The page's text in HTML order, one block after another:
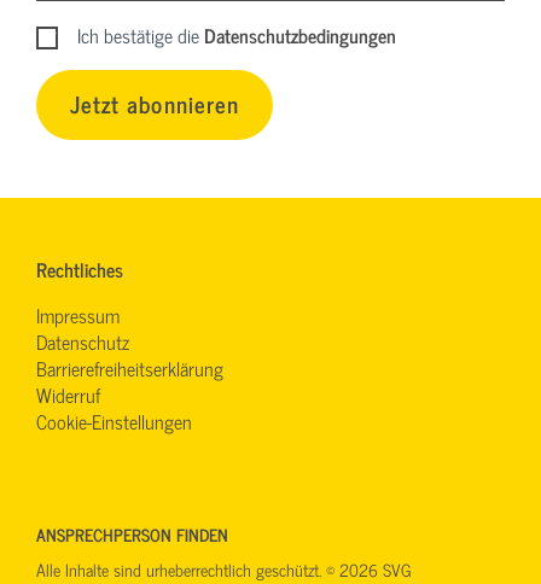
Ich bestätige dieDatenschutzbedingungen
Jetzt abonnieren
Rechtliches
Impressum
Datenschutz
Barrierefreiheitserklärung
Widerruf
Cookie-Einstellungen
ANSPRECHPERSON FINDEN
Alle Inhalte sind urheberrechtlich geschützt. © 2026 SVG